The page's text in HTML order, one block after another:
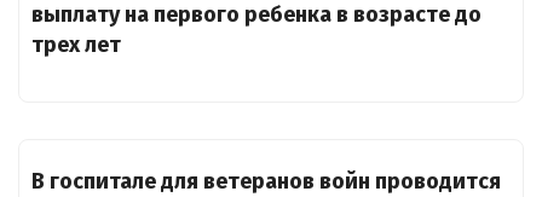
выплату на первого ребенка в возрасте до
трех лет
В госпитале для ветеранов войн проводится